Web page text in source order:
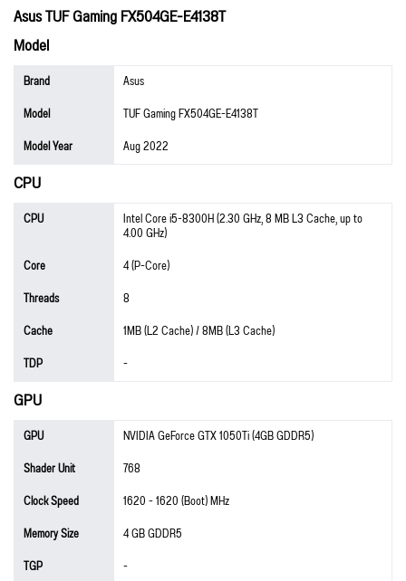
Asus TUF Gaming FX504GE-E4138T
Model
Brand
Asus
Model
TUF Gaming FX504GE-E4138T
Model Year
Aug 2022
CPU
CPU Intel Core i5-8300H (2.30 GHz, 8 MB L3 Cache, up to
4.00 GHz)
Core
4 (P-Core)
Threads
8
Cache
1MB (L2 Cache) / 8MB (L3 Cache)
TDP
-
GPU
GPU
NVIDIA GeForce GTX 1050Ti (4GB GDDR5)
Shader Unit
768
Clock Speed
1620 - 1620 (Boot) MHz
Memory Size
4 GB GDDR5
TGP
-